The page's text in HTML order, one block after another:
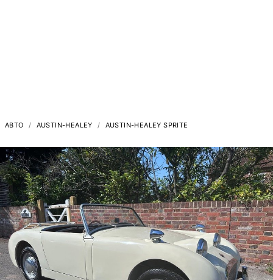
АВТО AUSTIN-HEALEY AUSTIN-HEALEY SPRITE